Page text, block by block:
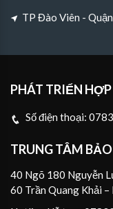
TP Đào Viên -
PHÁT TRIỂN
Số điện thoại:
TRUNG TÂM
40 Ngõ 180 Nguyễn
60 Trần Quang Khải –